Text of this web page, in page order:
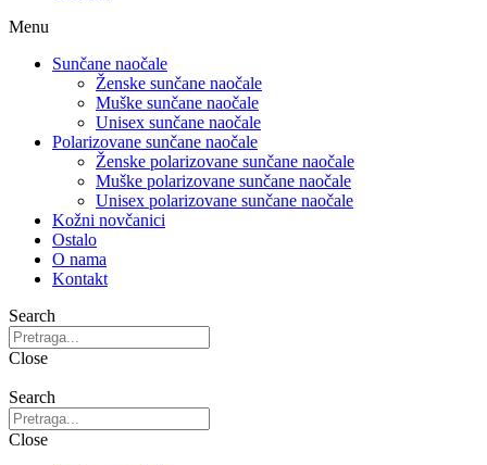
Menu
Sunčane naočale
Ženske sunčane naočale
Muške sunčane naočale
Unisex sunčane naočale
Polarizovane sunčane naočale
Ženske polarizovane sunčane naočale
Muške polarizovane sunčane naočale
Unisex polarizovane sunčane naočale
Kožni novčanici
Ostalo
O nama
Kontakt
Search
Close
Search
Close